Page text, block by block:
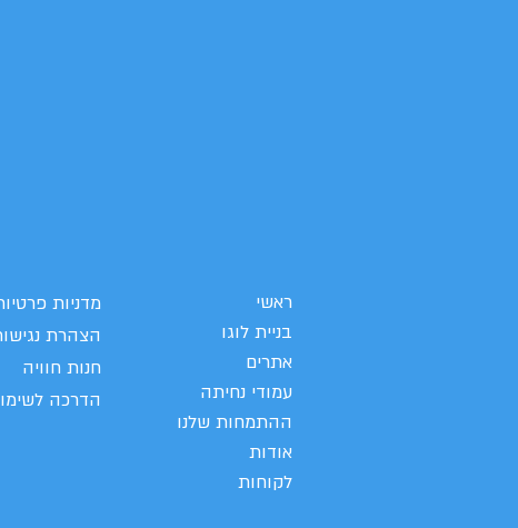
מדניות
הצהרת
חנות חוויה
הדרכה
ראשי
בניית לוגו
אתרים
עמודי נחיתה
ההתמחות שלנו
אודות
לקוחות